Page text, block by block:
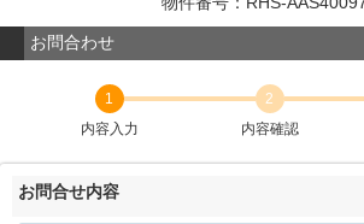
お問合わせ
1
内容入力
2
内容確認
お問合せ内容